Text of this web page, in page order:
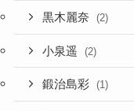
黒木麗奈 (2)
小泉遥 (2)
鍛治島彩 (1)